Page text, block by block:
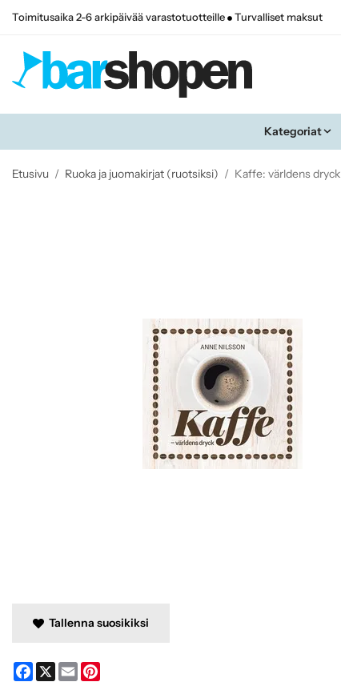
Toimitusaika 2-6 arkipäivää varastotuotteille Turvalliset maksut
Kategoriat
Etusivu / Ruoka ja juomakirjat (ruotsiksi) / Kaffe: världens dryck
Tallenna suosikiksi
Facebook
X Email